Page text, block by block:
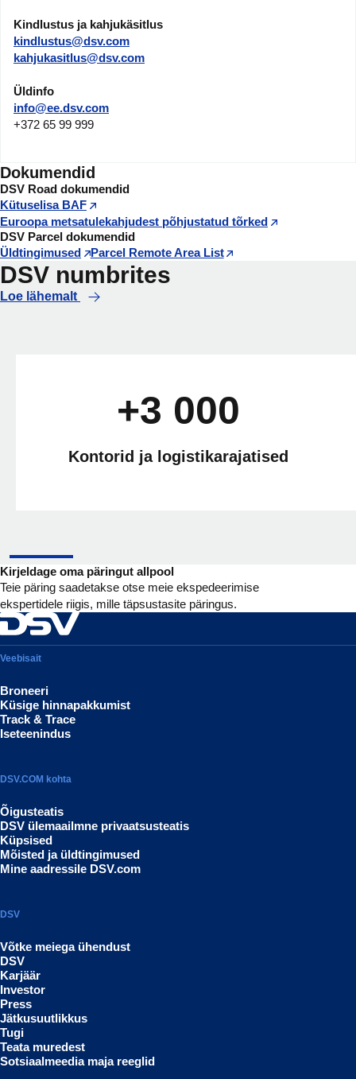
Kindlustus ja kahjukäsitlus
kindlustus@dsv.com
kahjukasitlus@dsv.com
Üldinfo
info@ee.dsv.com
+372 65 99 999
Dokumendid
DSV Road dokumendid
Kütuselisa BAF
Euroopa metsatulekahjudest põhjustatud tõrked
DSV Parcel dokumendid
Üldtingimused
Parcel Remote Area List
DSV numbrites
Loe lähemalt
+3 000
Kontorid ja logistikarajatised
Kirjeldage oma päringut allpool
Teie päring saadetakse otse meie ekspedeerimise
ekspertidele riigis, mille täpsustasite päringus.
Veebisait
Broneeri
Küsige hinnapakkumist
Track & Trace
Iseteenindus
DSV.COM kohta
Õigusteatis
DSV ülemaailmne privaatsusteatis
Küpsised
Mõisted ja üldtingimused
Mine aadressile DSV.com
DSV
Võtke meiega ühendust
DSV
Karjäär
Investor
Press
Jätkusuutlikkus
Tugi
Teata muredest
Sotsiaalmeedia maja reeglid